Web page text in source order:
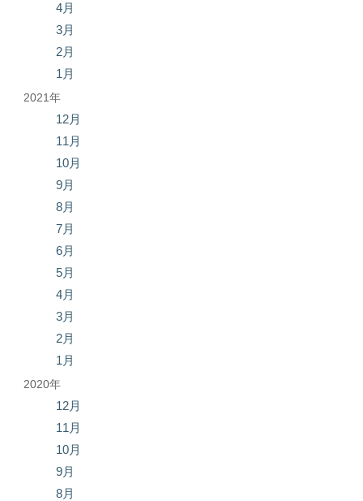
4月
3月
2月
1月
2021年
12月
11月
10月
9月
8月
7月
6月
5月
4月
3月
2月
1月
2020年
12月
11月
10月
9月
8月